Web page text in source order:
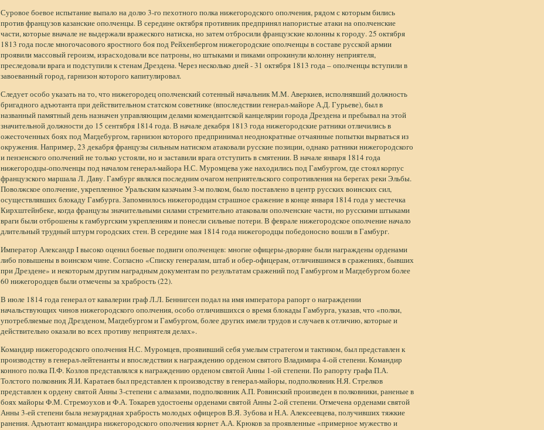
Суровое боевое испытание выпало на долю 3-го пехотного полка нижегородского ополчения, рядом с которым бились
против французов казанские ополченцы. В середине октября противник предпринял напористые атаки на ополченские
части, которые вначале не выдержали вражеского натиска, но затем отбросили французские колонны к городу. 25 октября
1813 года после многочасового яростного боя под Рейхенбергом нижегородские ополченцы в составе русской армии
проявили массовый героизм, израсходовали все патроны, но штыками и пиками опрокинули колонну неприятеля,
преследовали врага и подступили к стенам Дрездена. Через несколько дней - 31 октября 1813 года – ополченцы вступили в
завоеванный город, гарнизон которого капитулировал.
Следует особо указать на то, что нижегородец ополченский сотенный начальник М.М. Аверкиев, исполнявший должность
бригадного адъютанта при действительном статском советнике (впоследствии генерал-майоре А.Д. Гурьеве), был в
названный памятный день назначен управляющим делами комендантской канцелярии города Дрездена и пребывал на этой
значительной должности до 15 сентября 1814 года. В начале декабря 1813 года нижегородские ратники отличились в
ожесточенных боях под Магдебургом, гарнизон которого предпринимал неоднократные отчаянные попытки вырваться из
окружения. Например, 23 декабря французы сильным натиском атаковали русские позиции, однако ратники нижегородского
и пензенского ополчений не только устояли, но и заставили врага отступить в смятении. В начале января 1814 года
нижегородцы-ополченцы под началом генерал-майора Н.С. Муромцева уже находились под Гамбургом, где стоял корпус
французского маршала Л. Даву. Гамбург являлся последним очагом неприятельского сопротивления на берегах реки Эльбы.
Поволжское ополчение, укрепленное Уральским казачьим 3-м полком, было поставлено в центр русских воинских сил,
осуществлявших блокаду Гамбурга. Запомнилось нижегородцам страшное сражение в конце января 1814 года у местечка
Кирхштейнбеке, когда французы значительными силами стремительно атаковали ополченские части, но русскими штыками
враги были отброшены к гамбургским укреплениям и понесли сильные потери. В феврале нижегородское ополчение начало
длительный трудный штурм городских стен. В середине мая 1814 года нижегородцы победоносно вошли в Гамбург.
Император Александр I высоко оценил боевые подвиги ополченцев: многие офицеры-дворяне были награждены орденами
либо повышены в воинском чине. Согласно «Списку генералам, штаб и обер-офицерам, отличившимся в сражениях, бывших
при Дрездене» и некоторым другим наградным документам по результатам сражений под Гамбургом и Магдебургом более
60 нижегородцев были отмечены за храбрость (22).
В июле 1814 года генерал от кавалерии граф Л.Л. Беннигсен подал на имя императора рапорт о награждении
начальствующих чинов нижегородского ополчения, особо отличившихся о время блокады Гамбурга, указав, что «полки,
употребляемые под Дрезденом, Магдебургом и Гамбургом, более других имели трудов и случаев к отличию, которые и
действительно оказали во всех противу неприятеля делах».
Командир нижегородского ополчения Н.С. Муромцев, проявивший себя умелым стратегом и тактиком, был представлен к
производству в генерал-лейтенанты и впоследствии к награждению орденом святого Владимира 4-ой степени. Командир
конного полка П.Ф. Козлов представлялся к награждению орденом святой Анны 1-ой степени. По рапорту графа П.А.
Толстого полковник Я.И. Каратаев был представлен к производству в генерал-майоры, подполковник Н.Я. Стрелков
представлен к ордену святой Анны 3-степени с алмазами, подполковник А.П. Ровинский произведен в полковники, раненые в
боях майоры Ф.М. Стремоухов и Ф.А. Токарев удостоены орденами святой Анны 2-ой степени. Отмечена орденами святой
Анны 3-ей степени была незаурядная храбрость молодых офицеров В.Я. Зубова и Н.А. Алексеевцева, получивших тяжкие
ранения. Адъютант командира нижегородского ополчения корнет А.А. Крюков за проявленные «примерное мужество и